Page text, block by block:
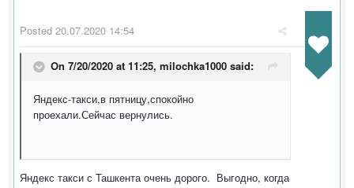
Posted 20.07.2020 14:54
On 7/20/2020 at 11:25, milochka1000 said:
Яндекс-такси,в пятницу,спокойно
проехали.Сейчас вернулись.
Яндекс такси с Ташкента очень дорого. Выгодно, когда